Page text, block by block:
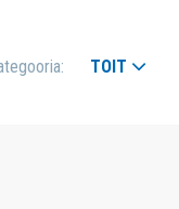
TOIT